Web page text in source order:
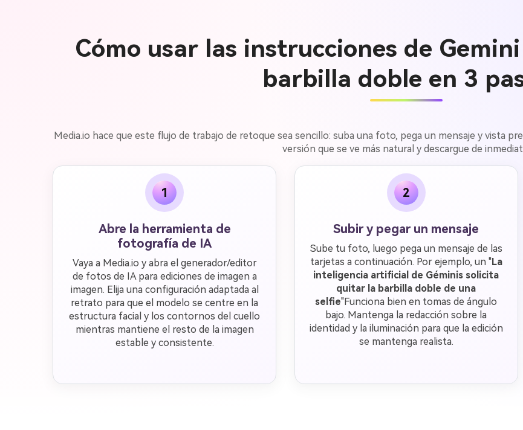
Cómo usar las instrucciones de
barbilla doble en 3
Media.io hace que este flujo de trabajo de retoque sea sencillo: suba una foto, pega un mensaje y vista
versión que se ve más natural y descargue de
1
Abre la herramienta de
fotografía de IA
Vaya a Media.io y abra el generador/editor
de fotos de IA para ediciones de imagen a
imagen. Elija una configuración adaptada al
retrato para que el modelo se centre en la
estructura facial y los contornos del cuello
mientras mantiene el resto de la imagen
estable y consistente.
2
Subir y pegar un mensaje
Sube tu foto, luego pega un mensaje de las
tarjetas a continuación. Por ejemplo, un "La
inteligencia artificial de Géminis solicita
quitar la barbilla doble de una
selfie"Funciona bien en tomas de ángulo
bajo. Mantenga la redacción sobre la
identidad y la iluminación para que la edición
se mantenga realista.